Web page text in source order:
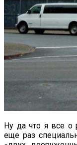
Ну да что я все о
еще раз